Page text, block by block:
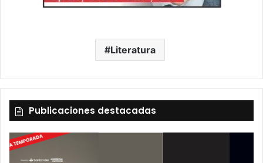
Literatura
Publicaciones destacadas